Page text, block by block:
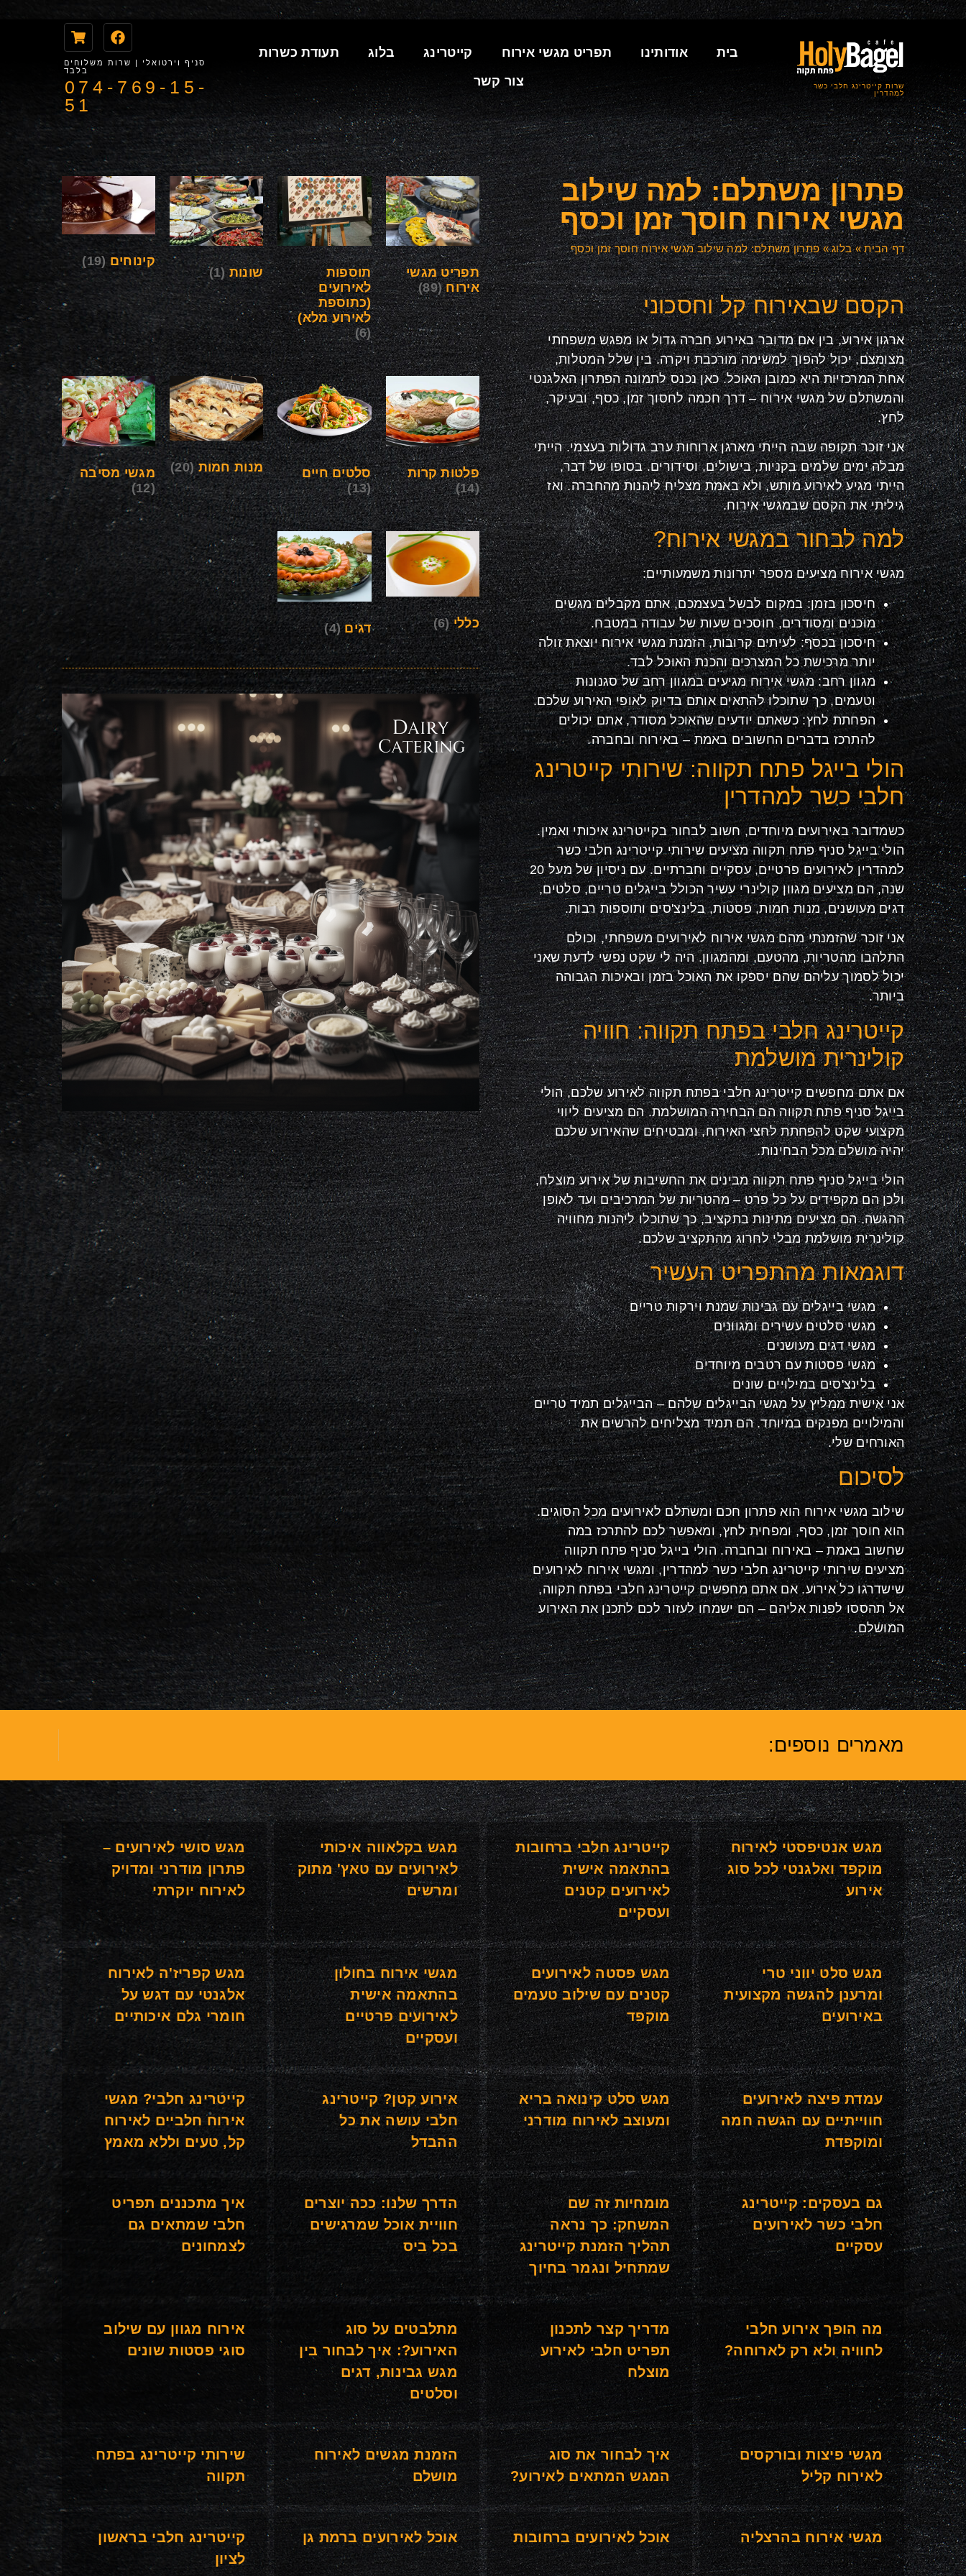
שרות קייטרינג חלבי כשר
למהדרין
בית אודותינו תפריט מגשי אירוח קייטרינג בלוג
תעודת כשרות
צור קשר
סניף וירטואלי | שרות משלוחים
בלבד
074-769-15-
51
פתרון משתלם: למה שילוב
מגשי אירוח חוסך זמן וכסף
דף הבית»בלוג»פתרון משתלם: למה שילוב מגשי אירוח חוסך זמן וכסף
הקסם שבאירוח קל וחסכוני
ארגון אירוע, בין אם מדובר באירוע חברה גדול או מפגש משפחתי
מצומצם, יכול להפוך למשימה מורכבת ויקרה. בין שלל המטלות,
אחת המרכזיות היא כמובן האוכל. כאן נכנס לתמונה הפתרון האלגנטי
והמשתלם של מגשי אירוח – דרך חכמה לחסוך זמן, כסף, ובעיקר,
לחץ.
אני זוכר תקופה שבה הייתי מארגן ארוחות ערב גדולות בעצמי. הייתי
מבלה ימים שלמים בקניות, בישולים, וסידורים. בסופו של דבר,
הייתי מגיע לאירוע מותש, ולא באמת מצליח ליהנות מהחברה. ואז
גיליתי את הקסם שבמגשי אירוח.
למה לבחור במגשי אירוח?
מגשי אירוח מציעים מספר יתרונות משמעותיים:
חיסכון בזמן: במקום לבשל בעצמכם, אתם מקבלים מגשים
מוכנים ומסודרים, חוסכים שעות של עבודה במטבח.
חיסכון בכסף: לעיתים קרובות, הזמנת מגשי אירוח יוצאת זולה
יותר מרכישת כל המצרכים והכנת האוכל לבד.
מגוון רחב: מגשי אירוח מגיעים במגוון רחב של סגנונות
וטעמים, כך שתוכלו להתאים אותם בדיוק לאופי האירוע שלכם.
הפחתת לחץ: כשאתם יודעים שהאוכל מסודר, אתם יכולים
להתרכז בדברים החשובים באמת – באירוח ובחברה.
הולי בייגל פתח תקווה: שירותי קייטרינג
חלבי כשר למהדרין
כשמדובר באירועים מיוחדים, חשוב לבחור בקייטרינג איכותי ואמין.
הולי בייגל סניף פתח תקווה מציעים שירותי קייטרינג חלבי כשר
למהדרין לאירועים פרטיים, עסקיים וחברתיים. עם ניסיון של מעל 20
שנה, הם מציעים מגוון קולינרי עשיר הכולל בייגלים טריים, סלטים,
דגים מעושנים, מנות חמות, פסטות, בלינצ'סים ותוספות רבות.
אני זוכר שהזמנתי מהם מגשי אירוח לאירועים משפחתי, וכולם
התלהבו מהטריות, מהטעם, ומהמגוון. היה לי שקט נפשי לדעת שאני
יכול לסמוך עליהם שהם יספקו את האוכל בזמן ובאיכות הגבוהה
ביותר.
קייטרינג חלבי בפתח תקווה: חוויה
קולינרית מושלמת
אם אתם מחפשים קייטרינג חלבי בפתח תקווה לאירוע שלכם, הולי
בייגל סניף פתח תקווה הם הבחירה המושלמת. הם מציעים ליווי
מקצועי שקט להפחתת לחצי האירוח, ומבטיחים שהאירוע שלכם
יהיה מושלם מכל הבחינות.
הולי בייגל סניף פתח תקווה מבינים את החשיבות של אירוע מוצלח,
ולכן הם מקפידים על כל פרט – מהטריות של המרכיבים ועד לאופן
ההגשה. הם מציעים מתינות בתקציב, כך שתוכלו ליהנות מחוויה
קולינרית מושלמת מבלי לחרוג מהתקציב שלכם.
דוגמאות מהתפריט העשיר
מגשי בייגלים עם גבינות שמנת וירקות טריים
מגשי סלטים עשירים ומגוונים
מגשי דגים מעושנים
מגשי פסטות עם רטבים מיוחדים
בלינצ'סים במילויים שונים
אני אישית ממליץ על מגשי הבייגלים שלהם – הבייגלים תמיד טריים
והמילויים מפנקים במיוחד. הם תמיד מצליחים להרשים את
האורחים שלי.
לסיכום
שילוב מגשי אירוח הוא פתרון חכם ומשתלם לאירועים מכל הסוגים.
הוא חוסך זמן, כסף, ומפחית לחץ, ומאפשר לכם להתרכז במה
שחשוב באמת – באירוח ובחברה. הולי בייגל סניף פתח תקווה
מציעים שירותי קייטרינג חלבי כשר למהדרין, ומגשי אירוח לאירועים
שישדרגו כל אירוע. אם אתם מחפשים קייטרינג חלבי בפתח תקווה,
אל תהססו לפנות אליהם – הם ישמחו לעזור לכם לתכנן את האירוע
המושלם.
תפריט מגשי
אירוח(89)
תוספות
לאירועים
(כתוספת
לאירוע מלא)
(6)
שונות(1)
קינוחים (19)
פלטות קרות
(14)
סלטים חיים
(13)
מנות חמות(20)
מגשי מסיבה
(12)
כללי(6) דגים(4)
מאמרים נוספים:
מגש אנטיפסטי לאירוח
מוקפד ואלגנטי לכל סוג
אירוע
קייטרינג חלבי ברחובות
בהתאמה אישית
לאירועים קטנים
ועסקיים
מגש בקלאווה איכותי
לאירועים עם טאץ' מתוק
ומרשים
מגש סושי לאירועים –
פתרון מודרני ומדויק
לאירוח יוקרתי
מגש סלט יווני טרי
ומרענן להגשה מקצועית
באירועים
מגש פסטה לאירועים
קטנים עם שילוב טעמים
מוקפד
מגשי אירוח בחולון
בהתאמה אישית
לאירועים פרטיים
ועסקיים
מגש קפריז'ה לאירוח
אלגנטי עם דגש על
חומרי גלם איכותיים
עמדת פיצה לאירועים
חווייתיים עם הגשה חמה
ומוקפדת
מגש סלט קינואה בריא
ומעוצב לאירוח מודרני
אירוע קטן? קייטרינג
חלבי עושה את כל
ההבדל
קייטרינג חלבי? מגשי
אירוח חלביים לאירוח
קל, טעים וללא מאמץ
גם בעסקים: קייטרינג
חלבי כשר לאירועים
עסקיים
מומחיות זה שם
המשחק: כך נראה
תהליך הזמנת קייטרינג
שמתחיל ונגמר בחיוך
הדרך שלנו: ככה יוצרים
חוויית אוכל שמרגישים
בכל ביס
איך מתכננים תפריט
חלבי שמתאים גם
לצמחונים
מה הופך אירוע חלבי
לחוויה ולא רק לארוחה?
מדריך קצר לתכנון
תפריט חלבי לאירוע
מוצלח
מתלבטים על סוג
האירוע?: איך לבחור בין
מגש גבינות, דגים
וסלטים
אירוח מגוון עם שילוב
סוגי פסטות שונים
מגשי פיצות ובורקסים
לאירוח קליל
איך לבחור את סוג
המגש המתאים לאירוע?
הזמנת מגשים לאירוח
מושלם
שירותי קייטרינג בפתח
תקווה
מגשי אירוח בהרצליה אוכל לאירועים ברחובות אוכל לאירועים ברמת גן
קייטרינג חלבי בראשון
לציון